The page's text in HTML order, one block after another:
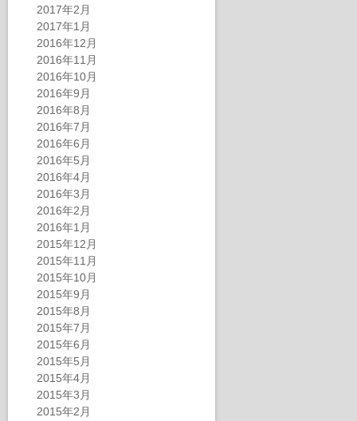
2017年2月
2017年1月
2016年12月
2016年11月
2016年10月
2016年9月
2016年8月
2016年7月
2016年6月
2016年5月
2016年4月
2016年3月
2016年2月
2016年1月
2015年12月
2015年11月
2015年10月
2015年9月
2015年8月
2015年7月
2015年6月
2015年5月
2015年4月
2015年3月
2015年2月